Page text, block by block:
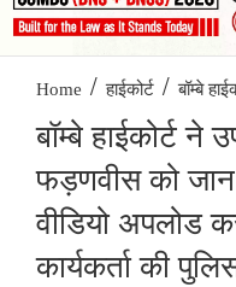
Home / हाईकोर्ट / बॉम्बे
बॉम्बे हाईकोर्ट ने
फड़णवीस को जान
वीडियो अपलोड
कार्यकर्ता की